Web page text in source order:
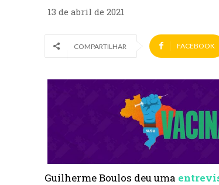
13 de abril de 2021
COMPARTILHAR FACEBOOK
Guilherme Boulos deu uma